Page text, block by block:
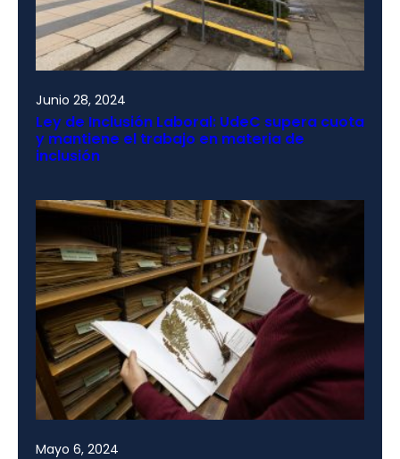
Junio 28, 2024
Ley de Inclusión Laboral: UdeC supera cuota
y mantiene el trabajo en materia de
inclusión
Mayo 6, 2024